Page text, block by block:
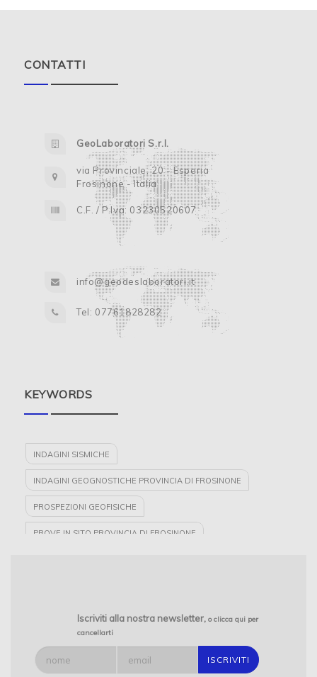
CONTATTI
GeoLaboratori S.r.l.
via Provinciale, 20 - Esperia
Frosinone - Italia
C.F. / P.Iva: 03230520607
info@geodeslaboratori.it
Tel: 07761828282
KEYWORDS
INDAGINI SISMICHE
INDAGINI GEOGNOSTICHE PROVINCIA DI FROSINONE
PROSPEZIONI GEOFISICHE
PROVE IN SITO PROVINCIA DI FROSINONE
GEODES LABORATORI
LABORATORIO GEOTECNICO CERTIFICATO PER PROVE SULLE
TERRE PROVINCIA DI FROSINONE
INDAGINI GEOELETTRICHE PROVINCIA DI FROSINONE
Iscriviti alla nostra newsletter, o clicca qui per
cancellarti